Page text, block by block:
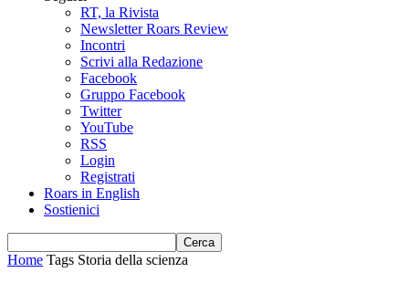
RT, la Rivista
Newsletter Roars Review
Incontri
Scrivi alla Redazione
Facebook
Gruppo Facebook
Twitter
YouTube
RSS
Login
Registrati
Roars in English
Sostienici
Home Tags Storia della scienza